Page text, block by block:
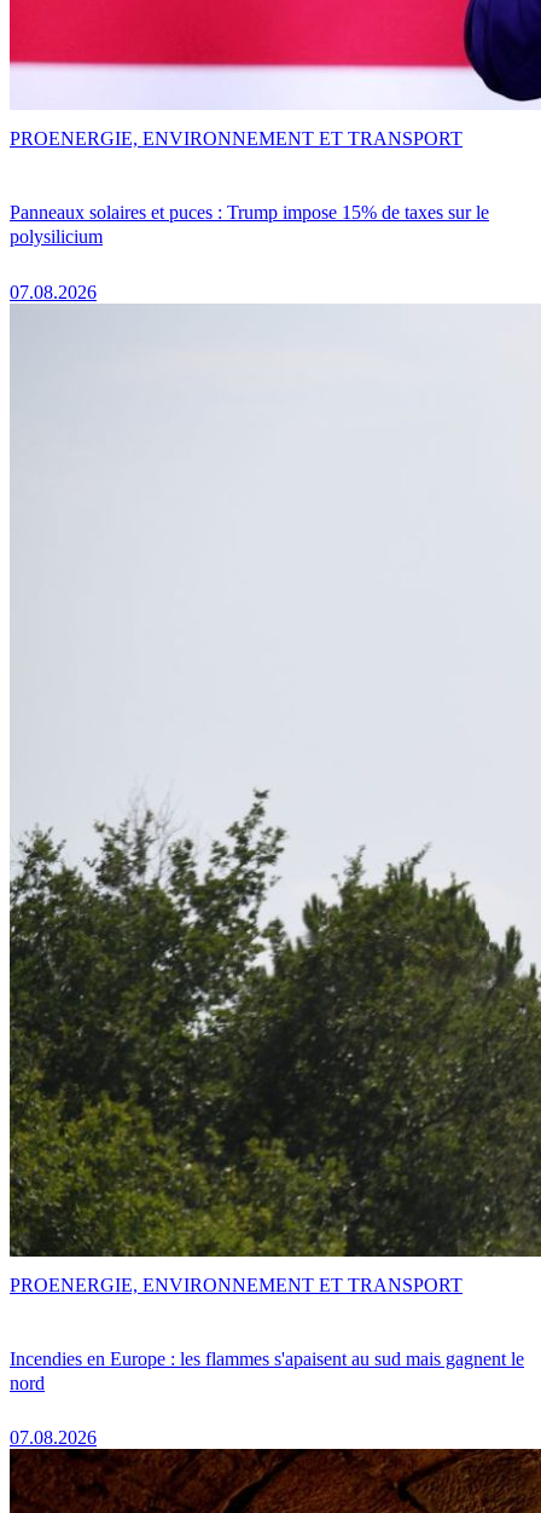
Panneaux solaires et puces : Trump impose 15% de taxes sur le
polysilicium
07.08.2026
PROENERGIE, ENVIRONNEMENT ET TRANSPORT
Incendies en Europe : les flammes s'apaisent au sud mais gagnent le
nord
07.08.2026
PROENERGIE, ENVIRONNEMENT ET TRANSPORT